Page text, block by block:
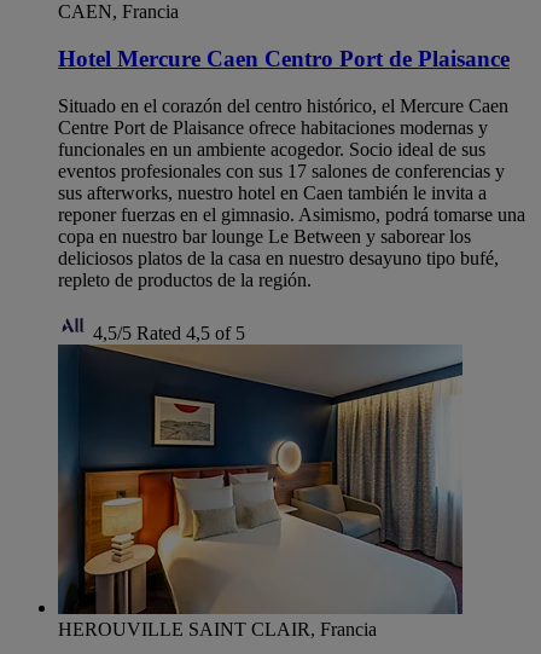
CAEN, Francia
Hotel Mercure Caen Centro Port de Plaisance
Situado en el corazón del centro histórico, el Mercure Caen
Centre Port de Plaisance ofrece habitaciones modernas y
funcionales en un ambiente acogedor. Socio ideal de sus
eventos profesionales con sus 17 salones de conferencias y
sus afterworks, nuestro hotel en Caen también le invita a
reponer fuerzas en el gimnasio. Asimismo, podrá tomarse una
copa en nuestro bar lounge Le Between y saborear los
deliciosos platos de la casa en nuestro desayuno tipo bufé,
repleto de productos de la región.
4,5/5 Rated 4,5 of 5
HEROUVILLE SAINT CLAIR, Francia